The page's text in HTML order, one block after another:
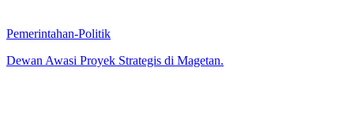
Pemerintahan-Politik
Dewan Awasi Proyek Strategis di Magetan.